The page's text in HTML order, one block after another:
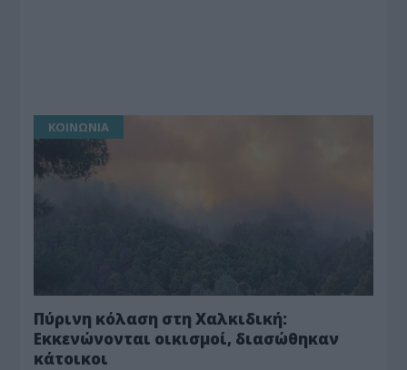
ΚΟΙΝΩΝΙΑ
Πύρινη κόλαση στη Χαλκιδική:
Εκκενώνονται οικισμοί, διασώθηκαν
κάτοικοι